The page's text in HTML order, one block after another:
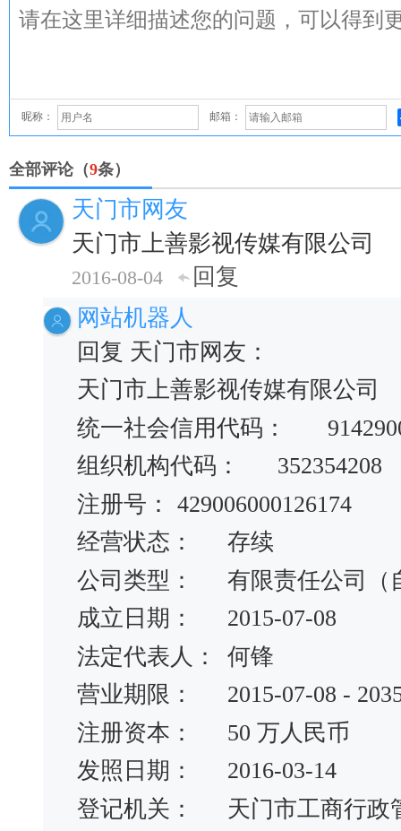
昵称： 邮箱：
全部评论（9条）
天门市网友
天门市上善影视传媒有限公司
2016-08-04
回复
网站机器人
回复 天门市网友：
天门市上善影视传媒有限公司
统一社会信用代码：
组织机构代码：
352354208
注册号：
429006000126174
经营状态：
存续
公司类型：
有限责任公司（
成立日期：
2015-07-08
法定代表人：
何锋
营业期限：
2015-07-08 -
注册资本：
50 万人民币
发照日期：
2016-03-14
登记机关：
天门市工商行政